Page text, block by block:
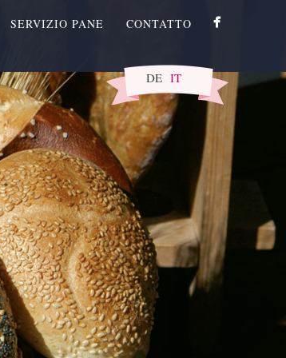
SERVIZIO PANE CONTATTO
DE IT